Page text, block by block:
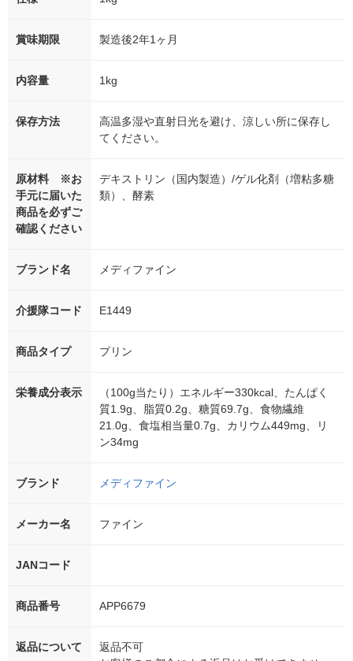
賞味期限 製造後2年1ヶ月
内容量 1kg
保存方法
高温多湿や直射日光を避け、涼しい所に保存し
てください。
原材料 ※お
手元に届いた
商品を必ずご
確認ください
デキストリン（国内製造）/ゲル化剤（増粘多糖
類）、酵素
ブランド名 メディファイン
介援隊コード E1449
商品タイプ プリン
栄養成分表示
（100g当たり）エネルギー330kcal、たんぱく
質1.9g、脂質0.2g、糖質69.7g、食物繊維
21.0g、食塩相当量0.7g、カリウム449mg、リ
ン34mg
ブランド メディファイン
メーカー名 ファイン
JANコード
商品番号 APP6679
返品について
返品不可